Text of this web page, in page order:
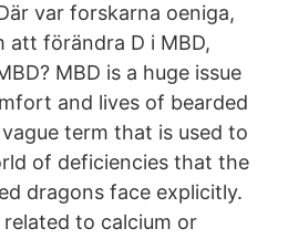
var forskarna oeniga,
att förändra D i MBD,
MBD is a huge issue
and lives of bearded
term that is used to
of deficiencies that the
dragons face explicitly.
to calcium or